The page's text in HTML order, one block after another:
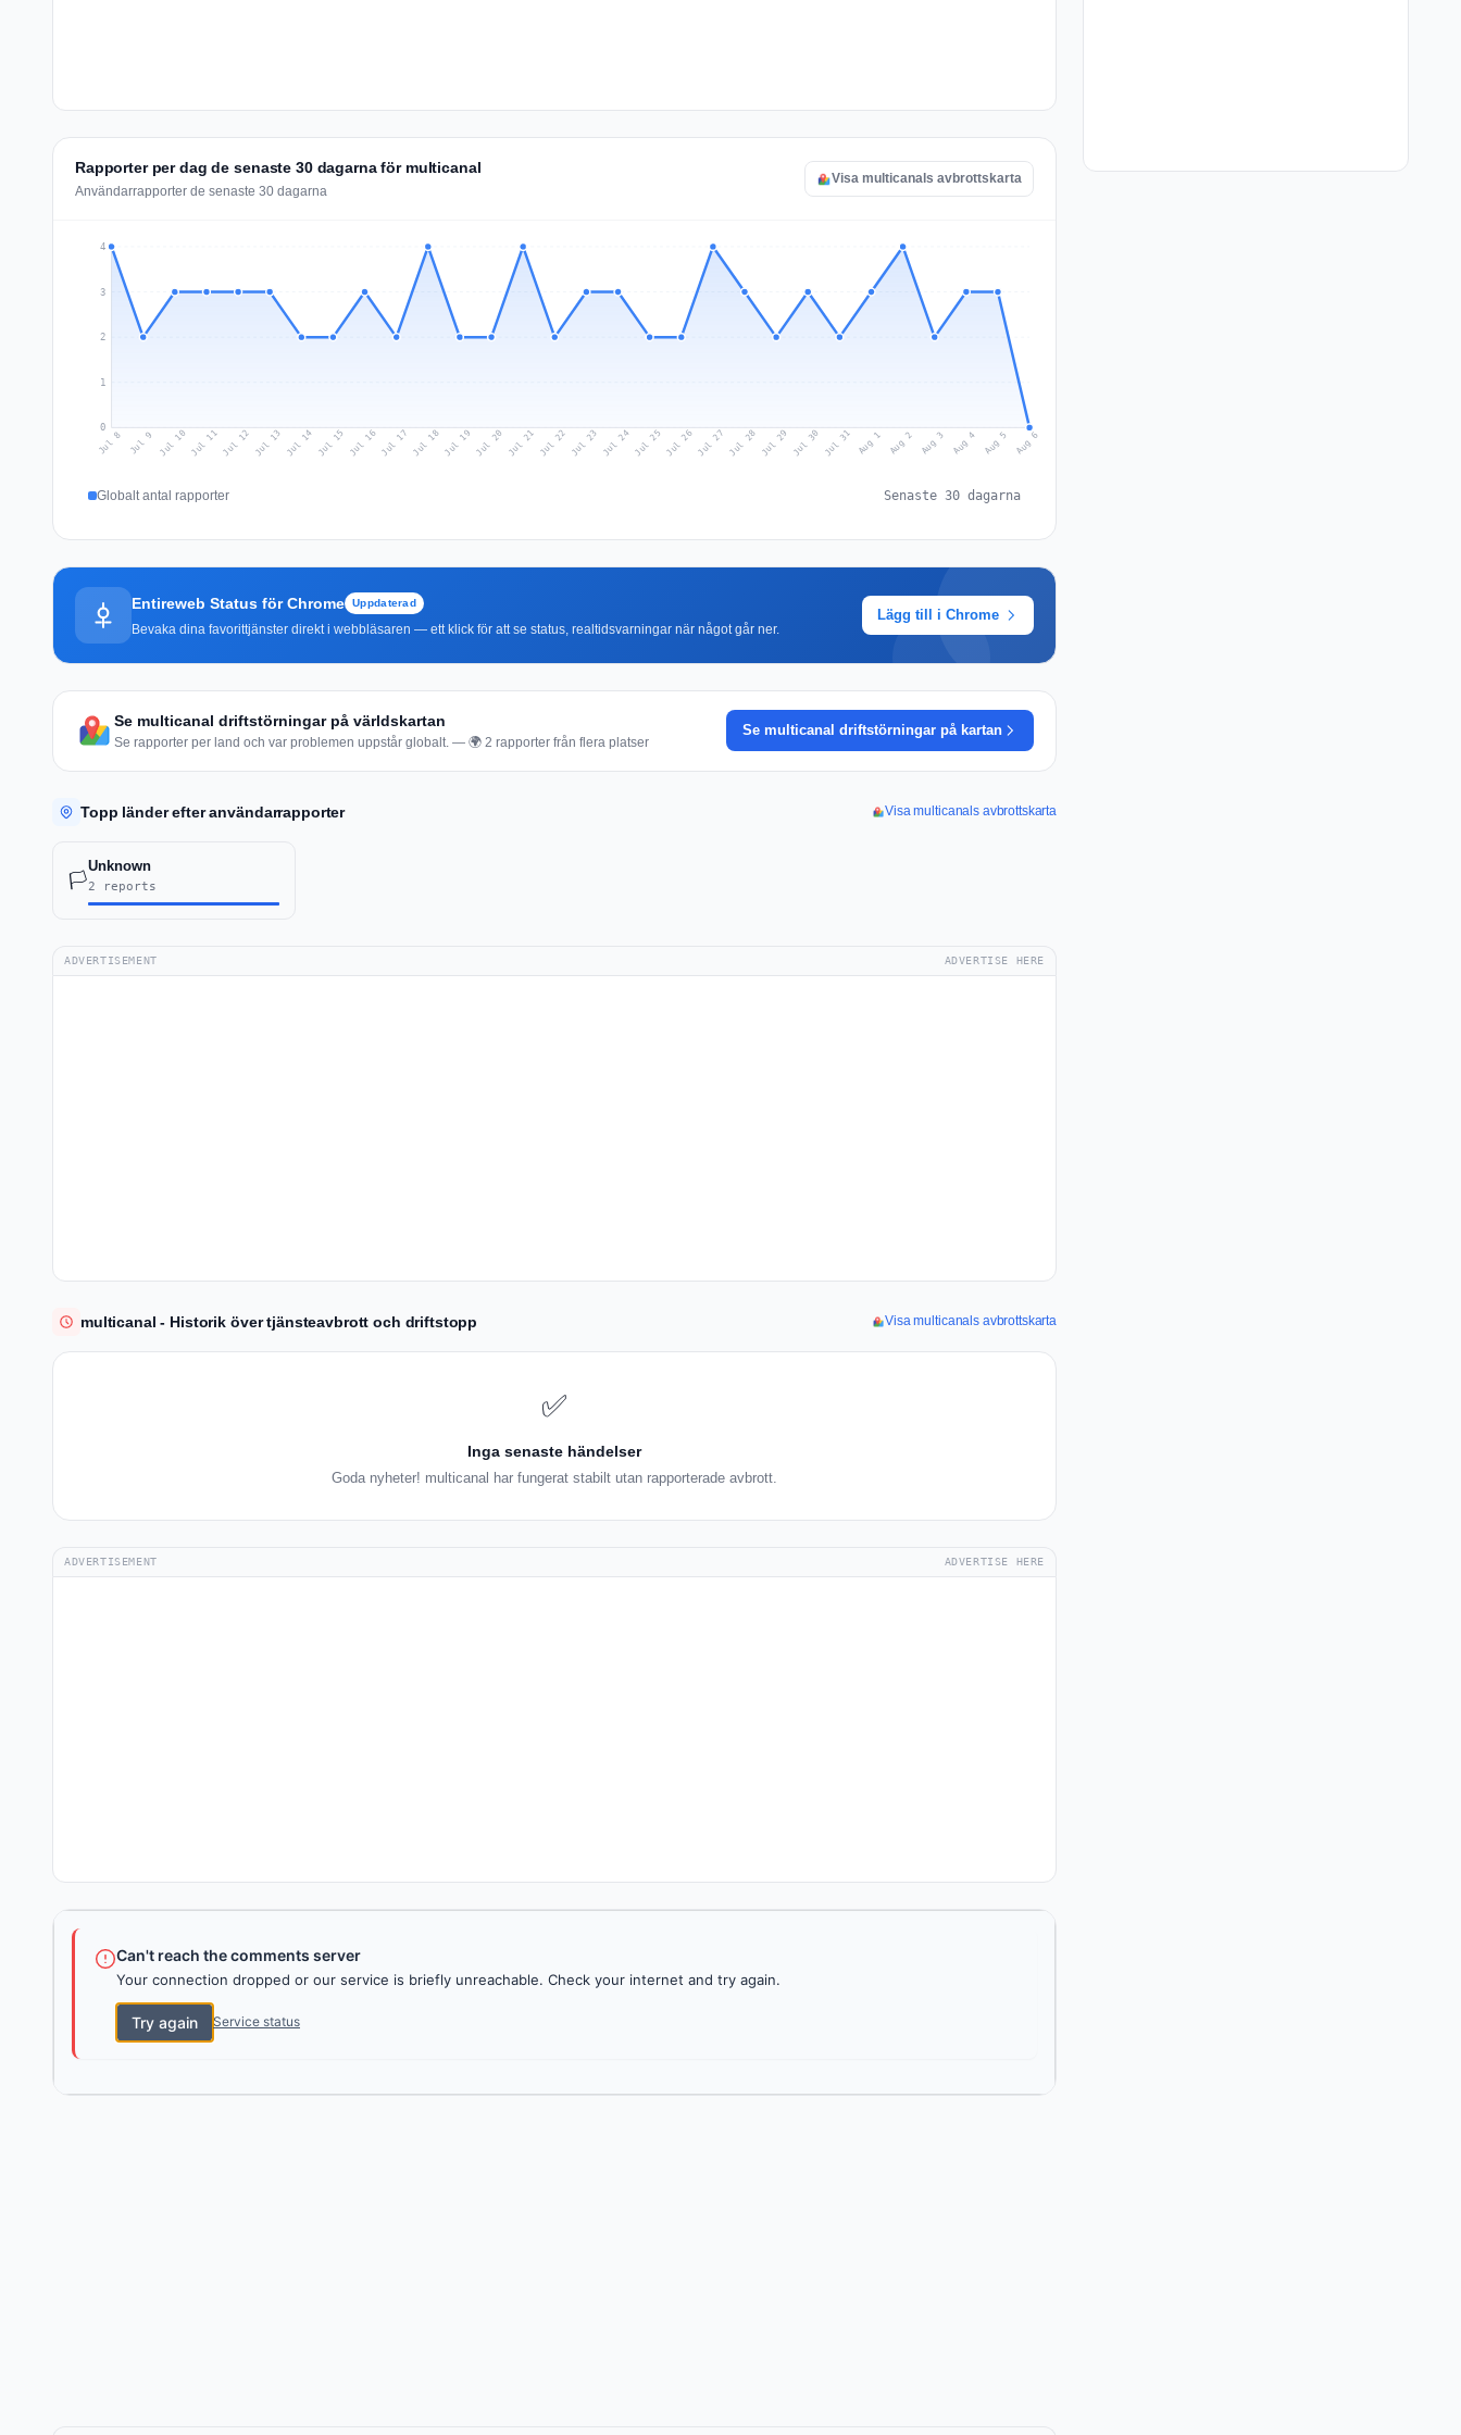
Rapporter per dag de senaste 30 dagarna för multicanal
Användarrapporter de senaste 30 dagarna
Visa multicanals avbrottskarta
0
1
2
3
4
Jul 8 Jul 9 Jul 10 Jul 11Jul 12 Jul 13 Jul 14 Jul 15 Jul 16Jul 17 Jul 18Jul 19 Jul 20 Jul 21 Jul 22 Jul 23 Jul 24Jul 25 Jul 26Jul 27 Jul 28 Jul 29 Jul 30 Jul 31 Aug 1 Aug 2 Aug 3 Aug 4 Aug 5 Aug 6
Globalt antal rapporter Senaste 30 dagarna
Entireweb Status för Chrome Uppdaterad
Bevaka dina favorittjänster direkt i webbläsaren — ett klick för att se status, realtidsvarningar när något går ner.
Lägg till i Chrome
Se multicanal driftstörningar på världskartan
Se rapporter per land och var problemen uppstår globalt. — 🌍 2 rapporter från flera platser
Se multicanal driftstörningar på kartan
Topp länder efter användarrapporter Visa multicanals avbrottskarta
🏳️
Unknown
2 reports
ADVERTISEMENT ADVERTISE HERE
multicanal - Historik över tjänsteavbrott och driftstopp Visa multicanals avbrottskarta
✅
Inga senaste händelser
Goda nyheter! multicanal har fungerat stabilt utan rapporterade avbrott.
ADVERTISEMENT ADVERTISE HERE
Can't reach the comments server
Your connection dropped or our service is briefly unreachable. Check your internet and try again.
Try again Service status